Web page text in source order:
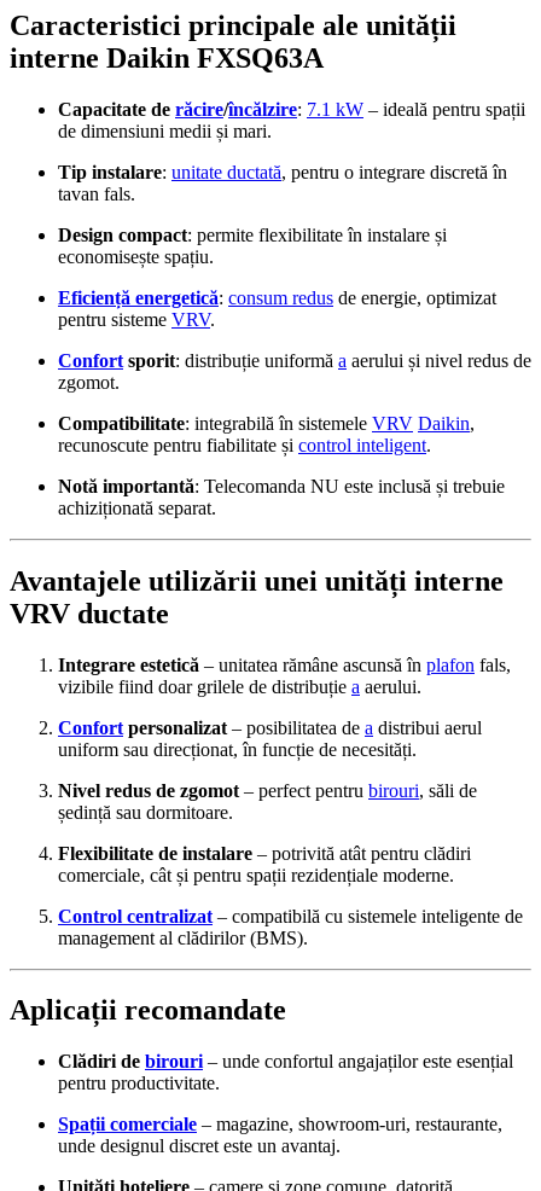
Caracteristici principale ale unității
interne Daikin FXSQ63A
Capacitate de răcire/încălzire: 7.1 kW – ideală pentru spații
de dimensiuni medii și mari.
Tip instalare: unitate ductată, pentru o integrare discretă în
tavan fals.
Design compact: permite flexibilitate în instalare și
economisește spațiu.
Eficiență energetică: consum redus de energie, optimizat
pentru sisteme VRV.
Confort sporit: distribuție uniformă a aerului și nivel redus de
zgomot.
Compatibilitate: integrabilă în sistemele VRV Daikin,
recunoscute pentru fiabilitate și control inteligent.
Notă importantă: Telecomanda NU este inclusă și trebuie
achiziționată separat.
Avantajele utilizării unei unități interne
VRV ductate
Integrare estetică – unitatea rămâne ascunsă în plafon fals,
vizibile fiind doar grilele de distribuție a aerului.
Confort personalizat – posibilitatea de a distribui aerul
uniform sau direcționat, în funcție de necesități.
Nivel redus de zgomot – perfect pentru birouri, săli de
ședință sau dormitoare.
Flexibilitate de instalare – potrivită atât pentru clădiri
comerciale, cât și pentru spații rezidențiale moderne.
Control centralizat – compatibilă cu sistemele inteligente de
management al clădirilor (BMS).
Aplicații recomandate
Clădiri de birouri – unde confortul angajaților este esențial
pentru productivitate.
Spații comerciale – magazine, showroom-uri, restaurante,
unde designul discret este un avantaj.